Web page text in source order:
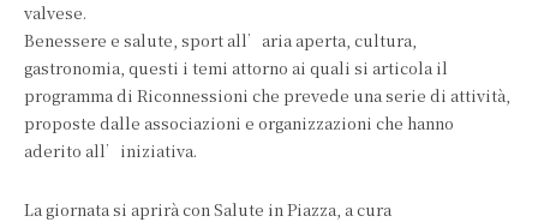
valvese.
Benessere e salute, sport all’aria aperta, cultura,
gastronomia, questi i temi attorno ai quali si articola il
programma di Riconnessioni che prevede una serie di attività,
proposte dalle associazioni e organizzazioni che hanno
aderito all’iniziativa.
La giornata si aprirà con Salute in Piazza, a cura